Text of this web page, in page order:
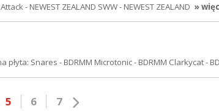
- NEWEST ZEALAND SWW - NEWEST ZEALAND »
płyta: Snares - BDRMM Microtonic - BDRMM Clarkycat -
5 6 7